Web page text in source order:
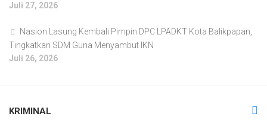
Juli 27, 2026
Nasion Lasung Kembali Pimpin DPC LPADKT Kota Balikpapan,
Tingkatkan SDM Guna Menyambut IKN
Juli 26, 2026
KRIMINAL